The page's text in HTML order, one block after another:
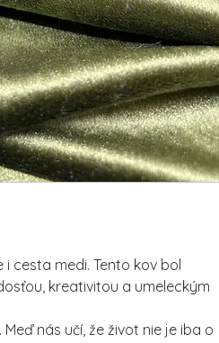
cesta medi. Tento kov bol
kreativitou a umeleckým
nás učí, že život nie je iba o